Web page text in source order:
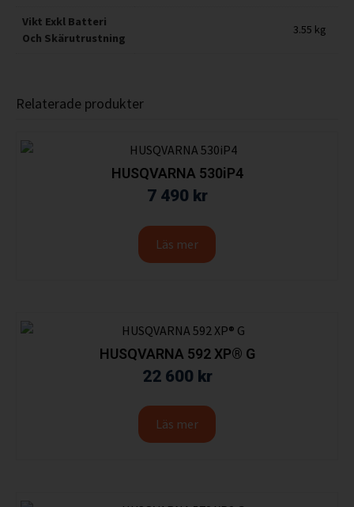
Vikt Exkl Batteri
Och Skärutrustning
3.55 kg
Relaterade produkter
HUSQVARNA 530iP4
7 490 kr
Läs mer
HUSQVARNA 592 XP® G
22 600 kr
Läs mer